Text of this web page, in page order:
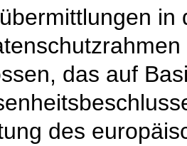
in
das auf
des